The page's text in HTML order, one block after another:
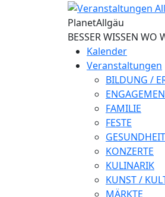
Direkt zum Inhalt
PlanetAllgäu
BESSER WISSEN WO
Kalender
Veranstaltungen
BILDUNG /
FAMILIE
FESTE
GESUNDHEIT
KONZERTE
KULINARIK
KUNST /
MÄRKTE